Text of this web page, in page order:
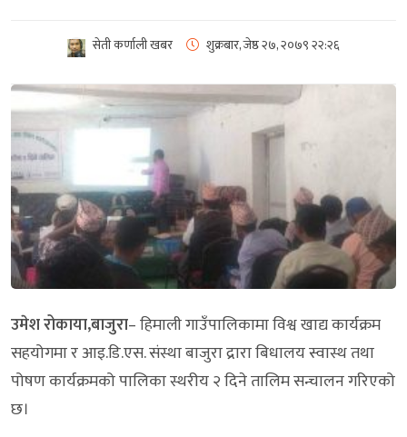
सेती कर्णाली खबर शुक्रबार, जेष्ठ २७, २०७९२२:२६
उमेश रोकाया,बाजुरा– हिमाली गाउँपालिकामा विश्व खाद्य कार्यक्रम
सहयोगमा र आइ.डि.एस. संस्था बाजुरा द्रारा बिधालय स्वास्थ तथा
पोषण कार्यक्रमको पालिका स्थरीय २ दिने तालिम सन्चालन गरिएको
छ।